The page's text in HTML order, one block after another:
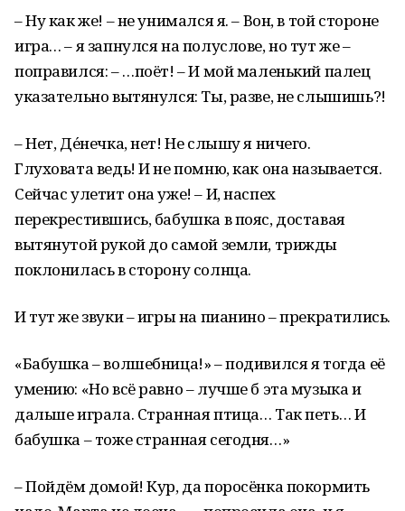
– Ну как же! – не унимался я. – Вон, в той стороне
игра… – я запнулся на полуслове, но тут же –
поправился: – …поёт! – И мой маленький палец
указательно вытянулся: Ты, разве, не слышишь?!
– Нет, Де́нечка, нет! Не слышу я ничего.
Глуховата ведь! И не помню, как она называется.
Сейчас улетит она уже! – И, наспех
перекрестившись, бабушка в пояс, доставая
вытянутой рукой до самой земли, трижды
поклонилась в сторону солнца.
И тут же звуки – игры на пианино – прекратились.
«Бабушка – волшебница!» – подивился я тогда её
умению: «Но всё равно – лучше б эта музыка и
дальше играла. Странная птица… Так петь… И
бабушка – тоже странная сегодня…»
– Пойдём домой! Кур, да поросёнка покормить